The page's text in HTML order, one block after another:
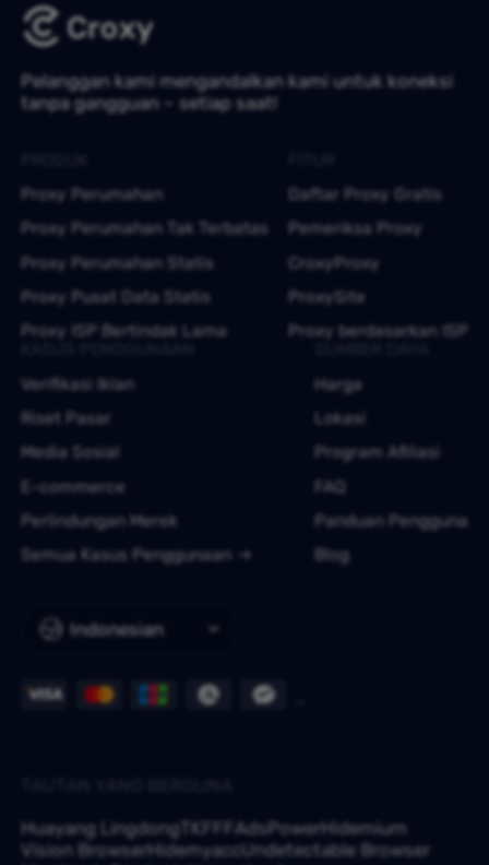
Pelanggan kami mengandalkan kami untuk koneksi
tanpa gangguan – setiap saat!
Indonesian
Proxy Perumahan
Proxy Perumahan Tak Terbatas
Proxy Perumahan Statis
Proxy Pusat Data Statis
Proxy ISP Bertindak Lama
Daftar Proxy Gratis
Pemeriksa Proxy
CroxyProxy
ProxySite
Proxy berdasarkan ISP
Verifikasi Iklan
Riset Pasar
Media Sosial
E-commerce
Perlindungan Merek
Semua Kasus Penggunaan
Harga
Lokasi
Program Afiliasi
FAQ
Panduan Pengguna
Blog
Huayang Lingdong TKFFF AdsPowerHidemium
Vision BrowserHidemyaccUndetectable Browser